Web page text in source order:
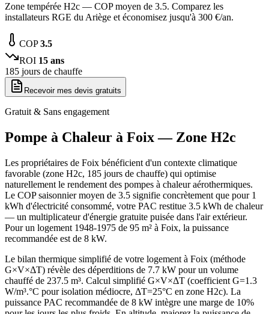
Zone tempérée H2c — COP moyen de 3.5. Comparez les
installateurs RGE du Ariège et économisez jusqu'à 300 €/an.
COP3.5
ROI 15 ans
185 jours de chauffe
Recevoir mes devis gratuits
Gratuit & Sans engagement
Pompe à Chaleur à Foix— Zone H2c
Les propriétaires de Foix bénéficient d'un contexte climatique
favorable (zone H2c, 185 jours de chauffe) qui optimise
naturellement le rendement des pompes à chaleur aérothermiques.
Le COP saisonnier moyen de 3.5 signifie concrètement que pour 1
kWh d'électricité consommé, votre PAC restitue 3.5 kWh de chaleur
— un multiplicateur d'énergie gratuite puisée dans l'air extérieur.
Pour un logement 1948-1975 de 95 m² à Foix, la puissance
recommandée est de 8 kW.
Le bilan thermique simplifié de votre logement à Foix (méthode
G×V×ΔT) révèle des déperditions de 7.7 kW pour un volume
chauffé de 237.5 m³. Calcul simplifié G×V×ΔT (coefficient G=1.3
W/m³.°C pour isolation médiocre, ΔT=25°C en zone H2c). La
puissance PAC recommandée de 8 kW intègre une marge de 10%